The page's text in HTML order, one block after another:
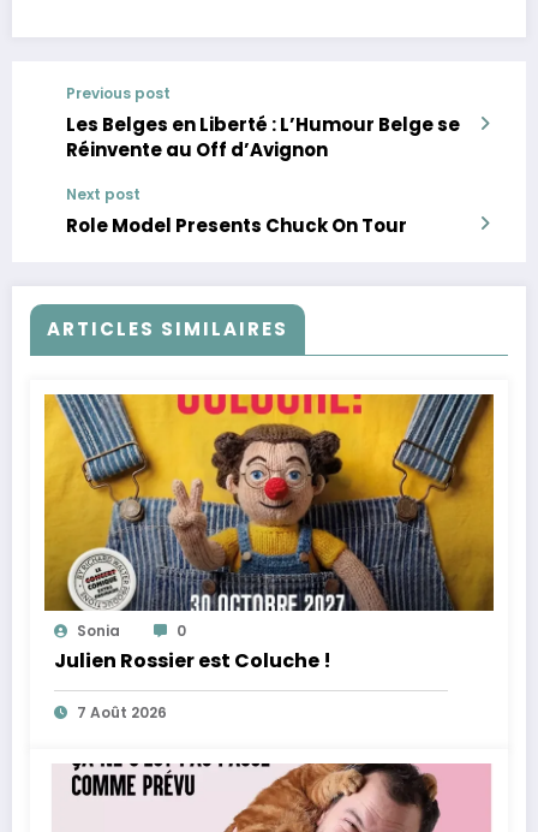
Previous post
Les Belges en Liberté : L’Humour Belge se
Réinvente au Off d’Avignon
Next post
Role Model Presents Chuck On Tour
ARTICLES SIMILAIRES
Sonia 0
Julien Rossier est Coluche !
7 Août 2026